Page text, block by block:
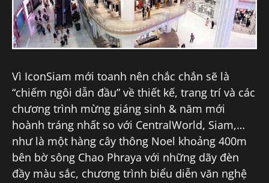
Vì IconSiam mới toanh nên chắc chắn sẽ là
“chiếm ngôi dẫn đầu” về thiết kế, trang trí và các
chương trình mừng giáng sinh & năm mới
hoành tráng nhất so với CentralWorld, Siam,…
như là một hàng cây thông Noel khoảng 400m
bên bờ sông Chao Phraya với những dãy đèn
đầy màu sắc, chương trình biểu diễn văn nghệ